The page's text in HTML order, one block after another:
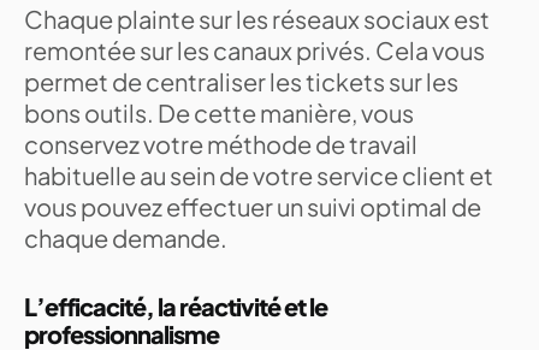
Chaque plainte sur les réseaux sociaux est
remontée sur les canaux privés. Cela vous
permet de centraliser les tickets sur les
bons outils. De cette manière, vous
conservez votre méthode de travail
habituelle au sein de votre service client et
vous pouvez effectuer un suivi optimal de
chaque demande.
L’efficacité, la réactivité et le
professionnalisme